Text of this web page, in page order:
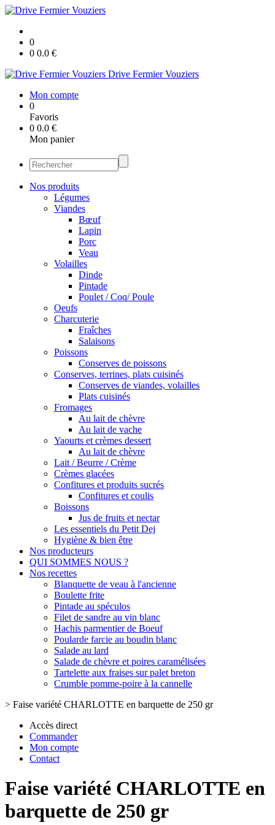
0
0 0.0 €
Drive Fermier Vouziers
Mon compte
0
Favoris
0 0.0 €
Mon panier
Nos produits
Légumes
Viandes
Bœuf
Lapin
Porc
Veau
Volailles
Dinde
Pintade
Poulet / Coq/ Poule
Oeufs
Charcuterie
Fraîches
Salaisons
Poissons
Conserves de poissons
Conserves, terrines, plats cuisinés
Conserves de viandes, volailles
Plats cuisinés
Fromages
Au lait de chèvre
Au lait de vache
Yaourts et crèmes dessert
Au lait de chèvre
Lait / Beurre / Crème
Crèmes glacées
Confitures et produits sucrés
Confitures et coulis
Boissons
Jus de fruits et nectar
Les essentiels du Petit Dej
Hygiène & bien être
Nos producteurs
QUI SOMMES NOUS ?
Nos recettes
Blanquette de veau à l'ancienne
Boulette frite
Pintade au spéculos
Filet de sandre au vin blanc
Hachis parmentier de Boeuf
Poularde farcie au boudin blanc
Salade au lard
Salade de chèvre et poires caramélisées
Tartelette aux fraises sur palet breton
Crumble pomme-poire à la cannelle
> Faise variété CHARLOTTE en barquette de 250 gr
Accès direct
Commander
Mon compte
Contact
Faise variété CHARLOTTE en
barquette de 250 gr